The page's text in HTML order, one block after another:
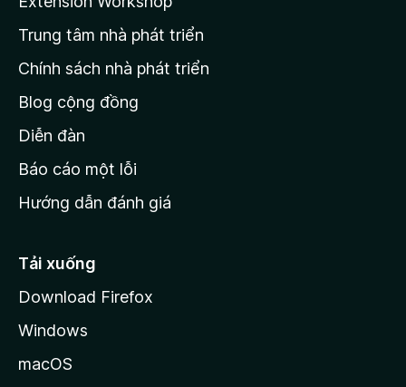
n
g
c
ủ
M
o
i
l
Trung tâm nhà phát triển
Chính sách nhà phát triển
Blog cộng đồng
Diễn đàn
Báo cáo một lỗi
Hướng dẫn đánh giá
Tải xuống
Download Firefox
Windows
macOS